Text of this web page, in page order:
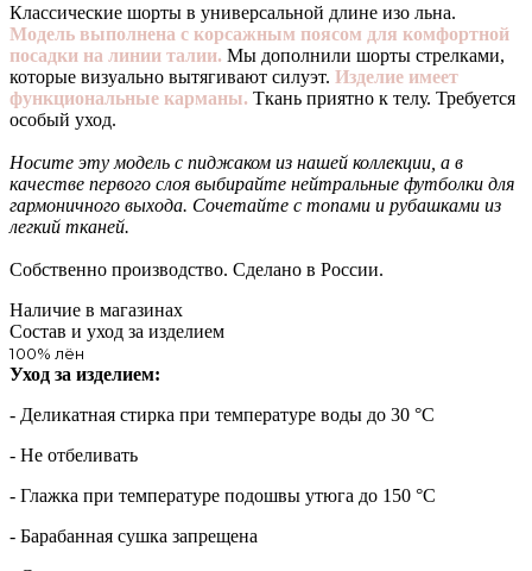
Классические шорты в универсальной длине изо льна.
Модель выполнена с корсажным поясом для комфортной
посадки на линии талии. Мы дополнили шорты стрелками,
которые визуально вытягивают силуэт. Изделие имеет
функциональные карманы. Ткань приятно к телу. Требуется
особый уход.
Носите эту модель с пиджаком из нашей коллекции, а в
качестве первого слоя выбирайте нейтральные футболки для
гармоничного выхода. Сочетайте с топами и рубашками из
легкий тканей.
Собственно производство. Сделано в России.
Наличие в магазинах
Состав и уход за изделием
100% лён
Уход за изделием:
- Деликатная стирка при температуре воды до 30 °C
- Не отбеливать
- Глажка при температуре подошвы утюга до 150 °C
- Барабанная сушка запрещена